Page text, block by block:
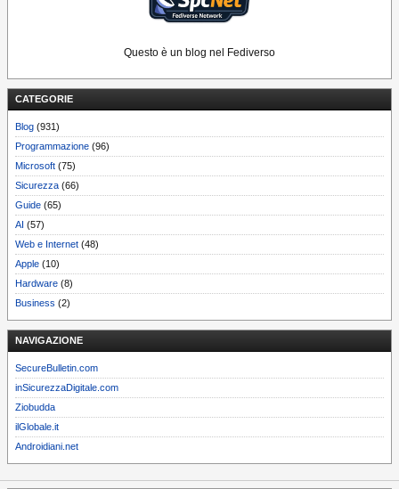
Questo è un blog nel Fediverso
CATEGORIE
Blog (931)
Programmazione (96)
Microsoft (75)
Sicurezza (66)
Guide (65)
AI (57)
Web e Internet (48)
Apple (10)
Hardware (8)
Business (2)
NAVIGAZIONE
SecureBulletin.com
inSicurezzaDigitale.com
Ziobudda
ilGlobale.it
Androidiani.net